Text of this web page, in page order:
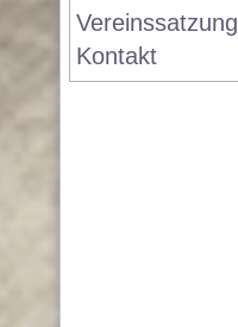
Vereinssatzung
Kontakt